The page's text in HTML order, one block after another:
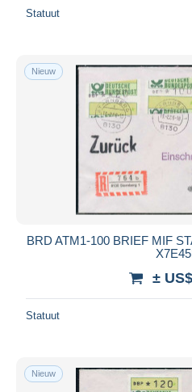
Statuut
Nieuw
BRD ATM1-100 BRIEF MIF
±
Statuut
Nieuw